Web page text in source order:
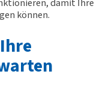
können.